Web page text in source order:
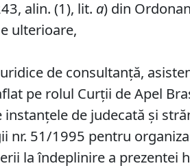
alin. (1), lit. a) din
ulterioare,
de consultanţă,
pe rolul Curţii de Apel
de judecată şi
nr. 51/1995 pentru
la îndeplinire a